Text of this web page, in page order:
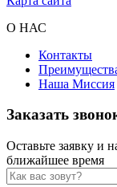
О НАС
Контакты
Наша Миссия
Заказать
Оставьте заявку и
ближайшее время